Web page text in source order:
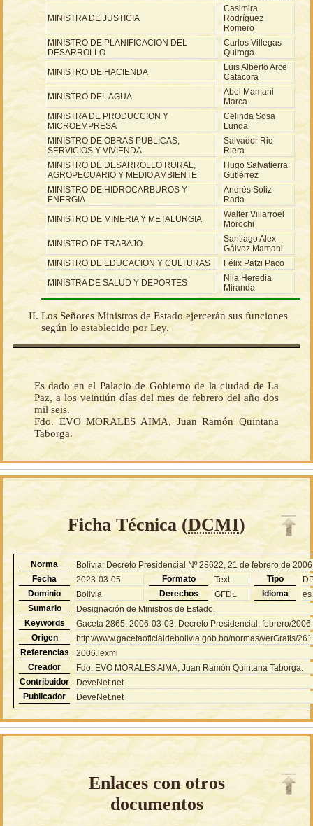
MINISTRA DE JUSTICIA
Casimira
Rodríguez
Romero
MINISTRO DE PLANIFICACION DEL
DESARROLLO
Carlos Villegas
Quiroga
MINISTRO DE HACIENDA
Luis Alberto Arce
Catacora
MINISTRO DEL AGUA
Abel Mamani
Marca
MINISTRA DE PRODUCCION Y
MICROEMPRESA
Celinda Sosa
Lunda
MINISTRO DE OBRAS PUBLICAS,
SERVICIOS Y VIVIENDA
Salvador Ric
Riera
MINISTRO DE DESARROLLO RURAL,
AGROPECUARIO Y MEDIO AMBIENTE
Hugo Salvatierra
Gutiérrez
MINISTRO DE HIDROCARBUROS Y
ENERGIA
Andrés Soliz
Rada
MINISTRO DE MINERIA Y METALURGIA
Walter Villarroel
Morochi
MINISTRO DE TRABAJO
Santiago Alex
Gálvez Mamani
MINISTRO DE EDUCACION Y CULTURAS
Félix Patzi Paco
MINISTRA DE SALUD Y DEPORTES
Nila Heredia
Miranda
Los Señores Ministros de Estado ejercerán sus funciones
según lo establecido por Ley.
Es dado en el Palacio de Gobierno de la ciudad de La
Paz, a los veintiún días del mes de febrero del año dos
mil seis.
Fdo. EVO MORALES AIMA, Juan Ramón Quintana
Taborga.
Ficha Técnica (DCMI)
Norma
Bolivia: Decreto Presidencial Nº 28622, 21 de febrero de 2006
Fecha
2023-03-05 Formato Text Tipo
Dominio
Bolivia Derechos GFDL Idioma
es
Sumario
Designación de Ministros de Estado.
Keywords
Gaceta 2865, 2006-03-03, Decreto Presidencial, febrero/2006
Origen
http://www.gacetaoficialdebolivia.gob.bo/normas/verGratis/
Referencias
2006.lexml
Creador
Fdo. EVO MORALES AIMA, Juan Ramón Quintana Taborga.
Contribuidor
DeveNet.net
Publicador
DeveNet.net
Enlaces con otros
documentos